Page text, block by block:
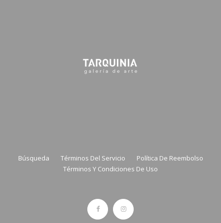
Búsqueda Términos Del Servicio
Política De Reembolso
Términos Y Condiciones De Uso